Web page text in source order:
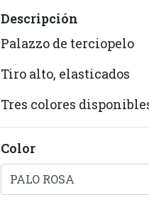
Descripción
Palazzo de terciopelo
Tiro alto, elasticados
Tres colores
Color